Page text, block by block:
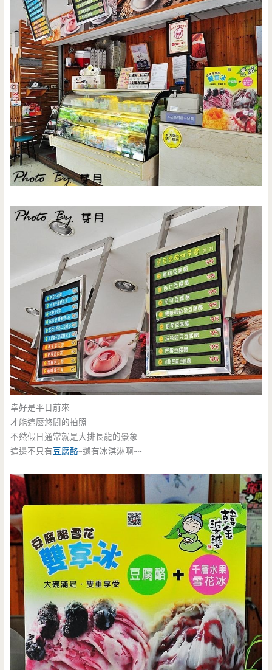
幸好是平日前來
才能這麼悠閒的拍照
不然假日通常就是大排長龍的景象
這邊不只有豆腐酪~還有冰淇淋啊~~